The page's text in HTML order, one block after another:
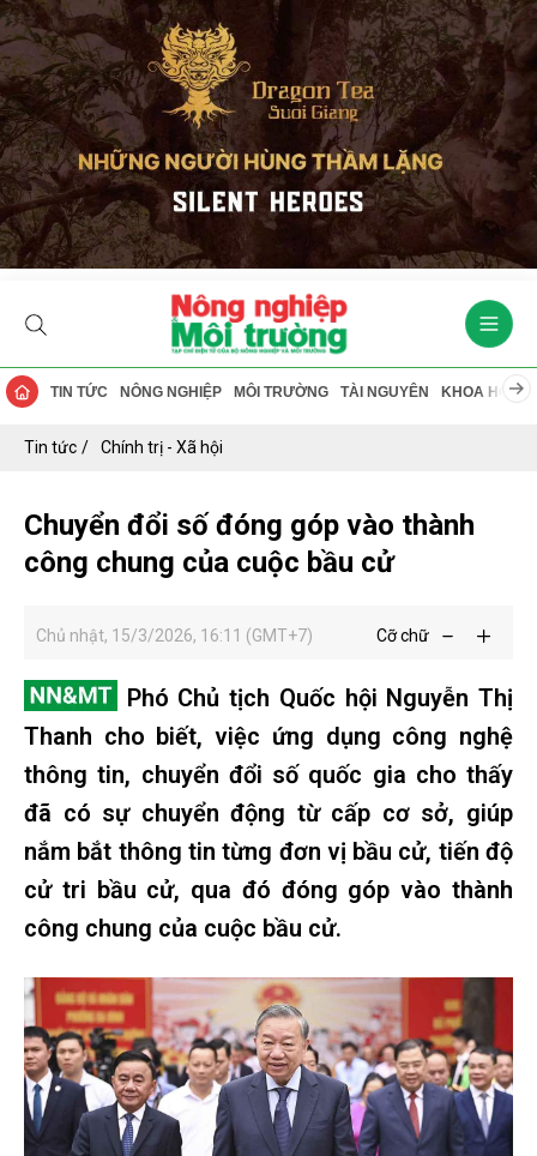
TIN TỨC NÔNG NGHIỆP MÔI TRƯỜNG TÀI NGUYÊN KHOA HỌC
Tin tức Chính trị - Xã hội
Chuyển đổi số đóng góp vào thành
công chung của cuộc bầu cử
Chủ nhật, 15/3/2026, 16:11 (GMT+7) Cỡ chữ
Phó Chủ tịch Quốc hội Nguyễn Thị
Thanh cho biết, việc ứng dụng công nghệ
thông tin, chuyển đổi số quốc gia cho thấy
đã có sự chuyển động từ cấp cơ sở, giúp
nắm bắt thông tin từng đơn vị bầu cử, tiến độ
cử tri bầu cử, qua đó đóng góp vào thành
công chung của cuộc bầu cử.